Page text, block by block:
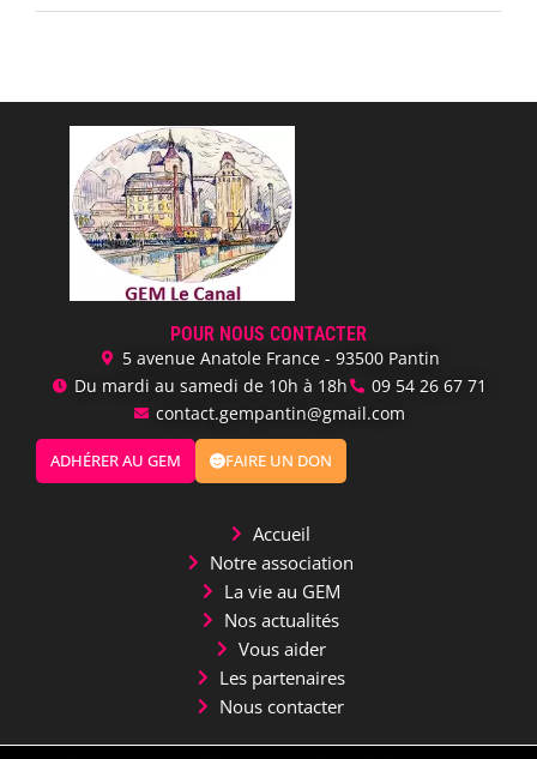
POUR NOUS CONTACTER
5 avenue Anatole France - 93500 Pantin
Du mardi au samedi de 10h à 18h
‭09 54 26 67 71‬
contact.gempantin@gmail.com
ADHÉRER AU GEM FAIRE UN DON
Accueil
Notre association
La vie au GEM
Nos actualités
Vous aider
Les partenaires
Nous contacter